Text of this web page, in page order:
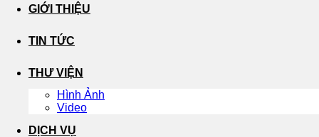
GIỚI THIỆU
TIN TỨC
THƯ VIỆN
Hình Ảnh
Video
DỊCH VỤ